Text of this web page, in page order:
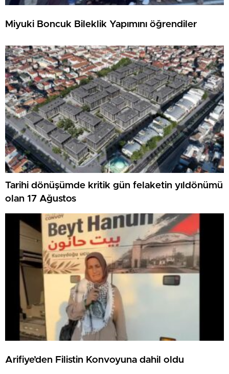
Miyuki Boncuk Bileklik Yapımını öğrendiler
Tarihi dönüşümde kritik gün felaketin yıldönümü
olan 17 Ağustos
Arifiye’den Filistin Konvoyuna dahil oldu